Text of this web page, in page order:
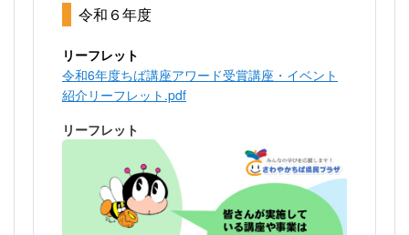
令和６年度
リーフレット
令和6年度ちば講座アワード受賞講座・イベント
紹介リーフレット.pdf
リーフレット